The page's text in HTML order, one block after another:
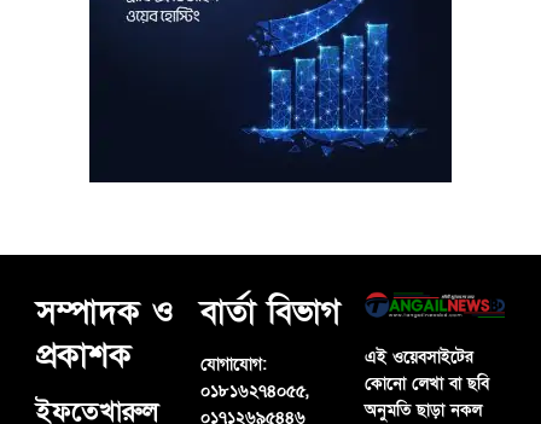
সম্পাদক ও
প্রকাশক
ইফতেখারুল
বার্তা বিভাগ
যোগাযোগ:
০১৮১৬২৭৪০৫৫,
০১৭১২৬৯৫৪৪৬
এই ওয়েবসাইটের
কোনো লেখা বা ছবি
অনুমতি ছাড়া নকল